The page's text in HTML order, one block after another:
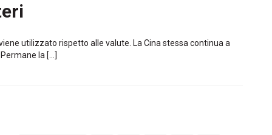
utilizzato rispetto alle valute. La Cina stessa continua a
la […]